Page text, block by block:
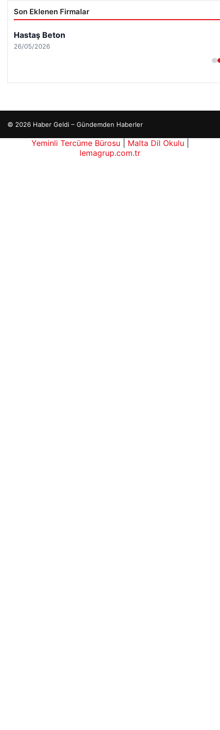
Son Eklenen Firmalar
Hastaş Beton
26/05/2026
© 2026 Haber Geldi – Gündemden Haberler
siteleriYeminli Tercüme Bürosu Malta Dil Okulu
lemagrup.com.tr